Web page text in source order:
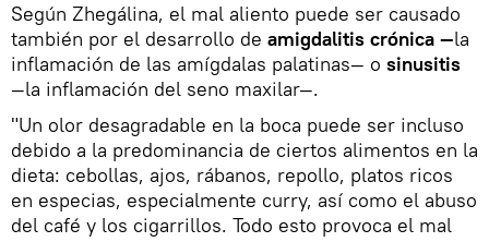
Según Zhegálina, el mal aliento puede ser causado
también por el desarrollo de amigdalitis crónica —la
inflamación de las amígdalas palatinas— o sinusitis
—la inflamación del seno maxilar—.
"Un olor desagradable en la boca puede ser incluso
debido a la predominancia de ciertos alimentos en la
dieta: cebollas, ajos, rábanos, repollo, platos ricos
en especias, especialmente curry, así como el abuso
del café y los cigarrillos. Todo esto provoca el mal